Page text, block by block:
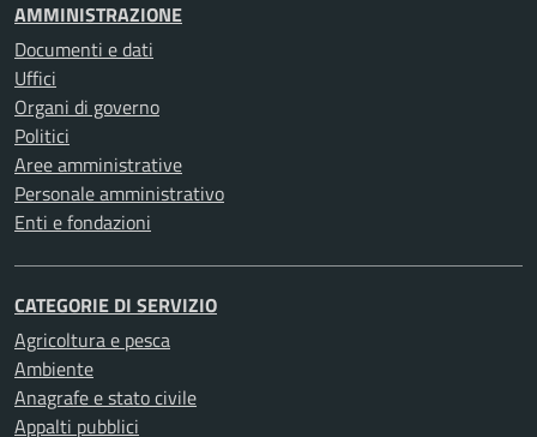
AMMINISTRAZIONE
Documenti e dati
Uffici
Organi di governo
Politici
Aree amministrative
Personale amministrativo
Enti e fondazioni
CATEGORIE DI SERVIZIO
Agricoltura e pesca
Ambiente
Anagrafe e stato civile
Appalti pubblici